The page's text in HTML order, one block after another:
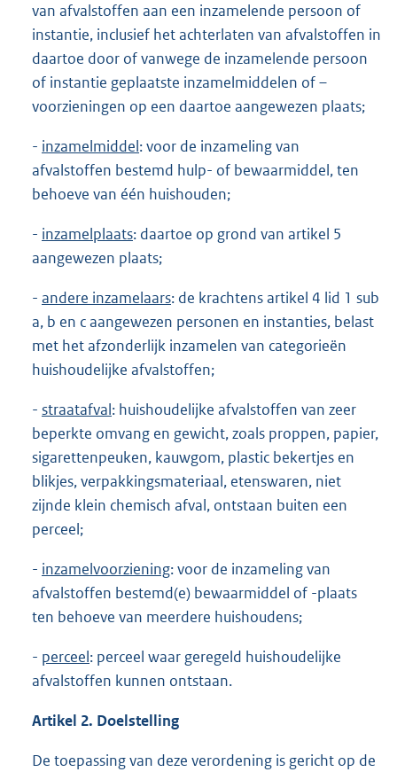
van afvalstoffen aan een inzamelende persoon of
instantie, inclusief het achterlaten van afvalstoffen in
daartoe door of vanwege de inzamelende persoon
of instantie geplaatste inzamelmiddelen of –
voorzieningen op een daartoe aangewezen plaats;
- inzamelmiddel: voor de inzameling van
afvalstoffen bestemd hulp- of bewaarmiddel, ten
behoeve van één huishouden;
- inzamelplaats: daartoe op grond van artikel 5
aangewezen plaats;
- andere inzamelaars: de krachtens artikel 4 lid 1 sub
a, b en c aangewezen personen en instanties, belast
met het afzonderlijk inzamelen van categorieën
huishoudelijke afvalstoffen;
- straatafval: huishoudelijke afvalstoffen van zeer
beperkte omvang en gewicht, zoals proppen, papier,
sigarettenpeuken, kauwgom, plastic bekertjes en
blikjes, verpakkingsmateriaal, etenswaren, niet
zijnde klein chemisch afval, ontstaan buiten een
perceel;
- inzamelvoorziening: voor de inzameling van
afvalstoffen bestemd(e) bewaarmiddel of -plaats
ten behoeve van meerdere huishoudens;
- perceel: perceel waar geregeld huishoudelijke
afvalstoffen kunnen ontstaan.
Artikel 2. Doelstelling
De toepassing van deze verordening is gericht op de